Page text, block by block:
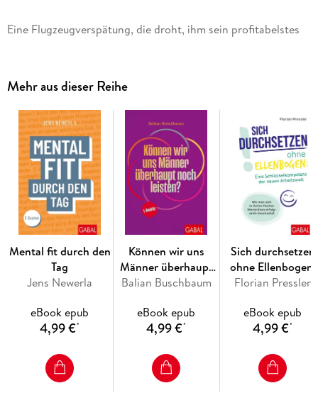
Eine Flugzeugverspätung, die droht, ihm sein profitabelstes
geschenkt werden, auf sieben sehr unterschiedliche
Menschen. Sie öffnen ihm nach und nach die Augen für das,
worauf es im Leben wirklich ankommt.
In eine spannende Story verpackt gibt Matthew Mockridge
wertvolle Denkanstöße und praktische Tipps für ein erfülltes
und glückliches Leben. Ob Achtsamkeit oder Gesundheit, ob
persönliches Wachstum oder ein respekt- und liebevolles
Miteinander - Matthew Mockridge zeigt, warum wir häufig
Gefahr laufen, unsere wahren, inneren Ziele aus den Augen zu
verlieren und wie es uns stattdessen gelingt, wirklich
glücklich und im Einklang mit uns selbst zu leben.
Mehr aus dieser Reihe
Mental fit durch den
Tag
Jens Newerla
eBook epub
4,99 €*
Können wir uns
Männer überhaupt
noch leisten?
Balian Buschbaum
eBook epub
4,99 €*
Sich durchsetzen
ohne Ellenbogen:
Eine
der neuen
Arbeitswelt
Florian Pressler
eBook epub
4,99 €*